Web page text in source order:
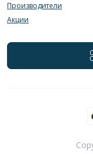
Производители
Акции